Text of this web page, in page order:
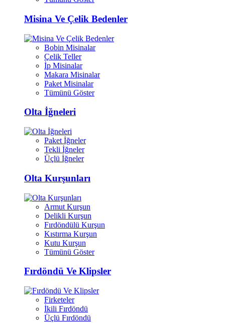
Misina Ve Çelik Bedenler
Bobin Misinalar
Çelik Teller
İp Misinalar
Makara Misinalar
Paket Misinalar
Tümünü Göster
Olta İğneleri
Paket İğneler
Tekli İğneler
Üçlü İğneler
Olta Kurşunları
Armut Kurşun
Delikli Kurşun
Fırdöndülü Kurşun
Kıstırma Kurşun
Kutu Kurşun
Tümünü Göster
Fırdöndü Ve Klipsler
Firketeler
İkili Fırdöndü
Üçlü Fırdöndü